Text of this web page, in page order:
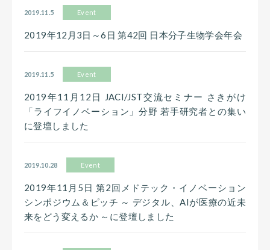
2019.11.5 Event
2019年12月3日～6日 第42回 日本分子生物学会年会
2019.11.5 Event
2019年11月12日 JACI/JST交流セミナー さきがけ
「ライフイノベーション」分野 若手研究者との集い
に登壇しました
2019.10.28 Event
2019年11月5日 第2回メドテック・イノベーション
シンポジウム＆ピッチ ～ デジタル、AIが医療の近未
来をどう変えるか ～に登壇しました